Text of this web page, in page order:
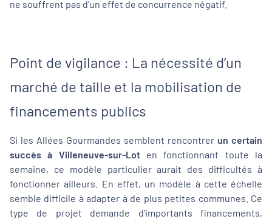
ne souffrent pas d’un effet de concurrence négatif.
Point de vigilance : La nécessité d’un
marché de taille et la mobilisation de
financements publics
Si les Allées Gourmandes semblent rencontrer un certain
succès à Villeneuve-sur-Lot en fonctionnant toute la
semaine, ce modèle particulier aurait des difficultés à
fonctionner ailleurs. En effet, un modèle à cette échelle
semble difficile à adapter à de plus petites communes. Ce
type de projet demande d’importants financements,